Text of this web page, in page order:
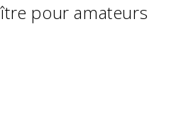
pour amateurs